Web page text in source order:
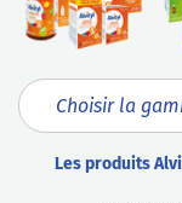
Les produits